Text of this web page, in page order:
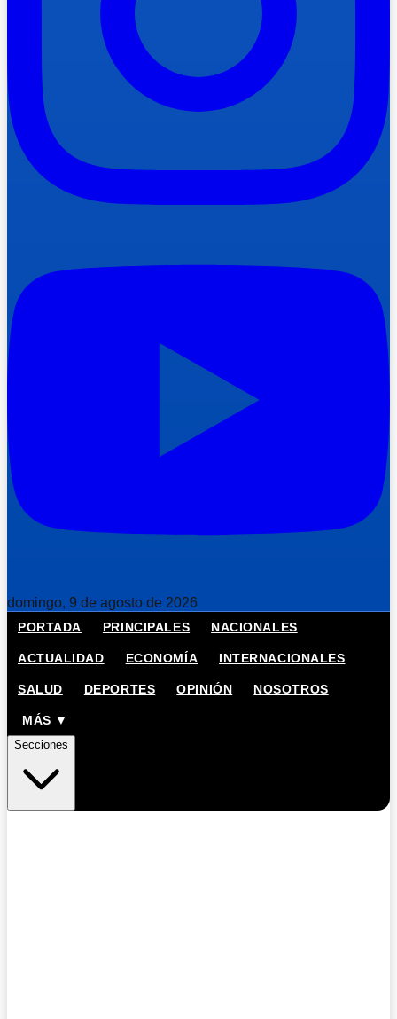
domingo, 9 de agosto de 2026
PORTADA PRINCIPALES NACIONALES
ACTUALIDAD ECONOMÍA INTERNACIONALES
SALUD DEPORTES OPINIÓN NOSOTROS
MÁS ▼
Secciones